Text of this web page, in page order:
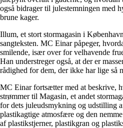
også bidrager til julestemningen med
brune kager.
Illum, et stort stormagasin i
sangteksten. MC Einar påpeger,
smilende, især over for velhavende
Han understreger også, at der er
rådighed for dem, der ikke har lige så
MC Einar fortsætter med at beskrive,
strømmer til Magasin, et andet
for dets juleudsmykning og udstilling
plastikagtige atmosfære og den
af plastikstjerner, plastikgran og